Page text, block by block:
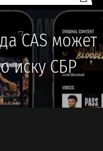
CAS может
иску СБР